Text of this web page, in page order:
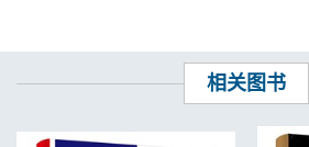
8.2.1 事件的种类 161
相关图书